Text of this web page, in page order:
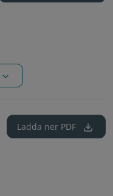
Ladda ner PDF